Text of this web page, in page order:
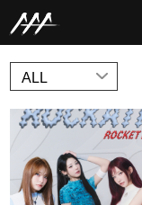
NEWS
ALL